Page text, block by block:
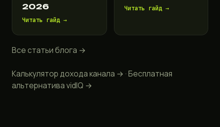
2026
Читать гайд →
Читать гайд →
Все статьи блога →
Калькулятор дохода канала → ·Бесплатная
альтернатива vidIQ →